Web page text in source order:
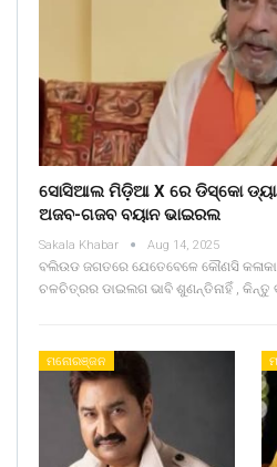
ସୋସିଆଲ ମିଡ଼ିଆ X ରେ ଡିସ୍କୋ
ଅଜବ-ଗଜବ ବୟାନ ଭାଇରଲ
Sakala Khabar Aug 14, 2025
ବଲିଉଡ ଜଗତରେ ଯେତେବେଳେ କୌଣସି
ଚଳଚିତ୍ରର ଡାଇଲଗ ଭାବି ଶୁଣନ୍ତିନାହିଁ , କିନ୍ତୁ
ମନୋରଞ୍ଜନ